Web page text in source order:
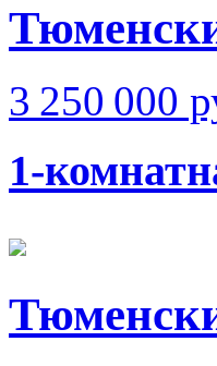
3 250 000
1-